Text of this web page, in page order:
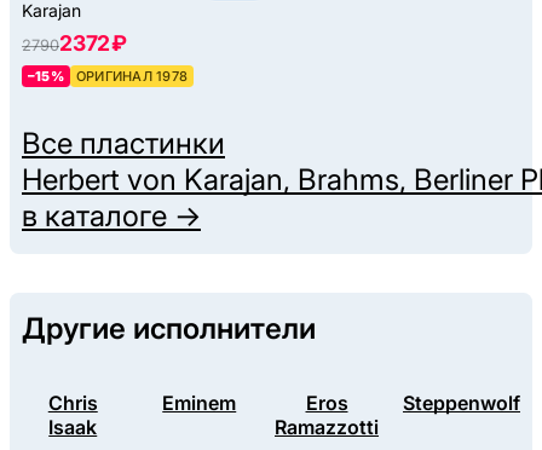
Karajan
27902372 ₽
–15% ОРИГИНАЛ 1978
Все пластинки
Herbert von Karajan, Brahms, Berliner
в каталоге →
Другие исполнители
Chris
Isaak
Eminem
Eros
Ramazzotti
Steppenwolf